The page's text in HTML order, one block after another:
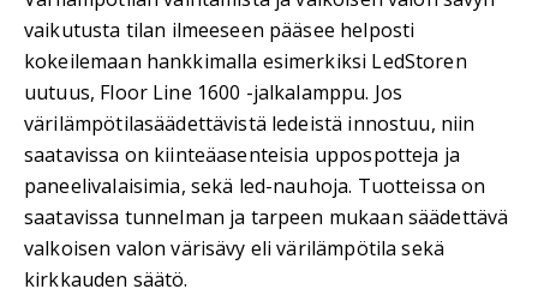
vaikutusta tilan ilmeeseen pääsee helposti
kokeilemaan hankkimalla esimerkiksi LedStoren
uutuus, Floor Line 1600 -jalkalamppu. Jos
värilämpötilasäädettävistä ledeistä innostuu, niin
saatavissa on kiinteäasenteisia uppospotteja ja
paneelivalaisimia, sekä led-nauhoja. Tuotteissa on
saatavissa tunnelman ja tarpeen mukaan säädettävä
valkoisen valon värisävy eli värilämpötila sekä
kirkkauden säätö.